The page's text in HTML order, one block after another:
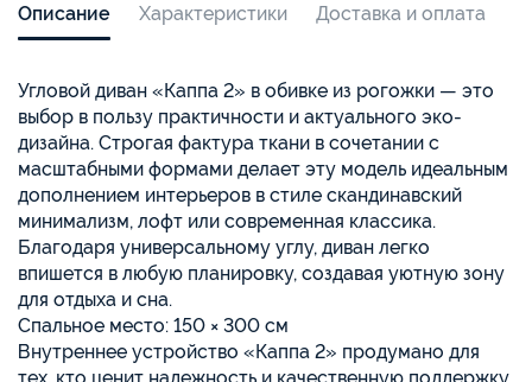
Описание Характеристики Доставка и оплата
Угловой диван «Каппа 2» в обивке из рогожки — это
выбор в пользу практичности и актуального эко-
дизайна. Строгая фактура ткани в сочетании с
масштабными формами делает эту модель идеальным
дополнением интерьеров в стиле скандинавский
минимализм, лофт или современная классика.
Благодаря универсальному углу, диван легко
впишется в любую планировку, создавая уютную зону
для отдыха и сна.
Спальное место: 150 × 300 см
Внутреннее устройство «Каппа 2» продумано для
тех, кто ценит надежность и качественную поддержку